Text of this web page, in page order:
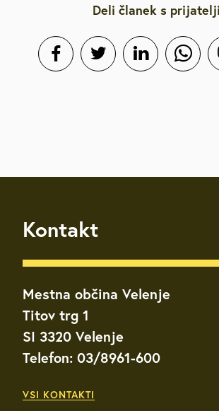
Deli članek s
Kontakt
Mestna občina Velenje
Titov trg 1
SI 3320 Velenje
Telefon: 03/8961-600
VSI KONTAKTI